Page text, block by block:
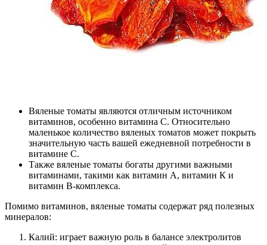
Вяленые томаты являются отличным источником
витаминов, особенно витамина C. Относительно
маленькое количество вяленых томатов может покрыть
значительную часть вашей ежедневной потребности в
витамине C.
Также вяленые томаты богаты другими важными
витаминами, такими как витамин А, витамин К и
витамин B-комплекса.
Помимо витаминов, вяленые томаты содержат ряд полезных
минералов:
Калий: играет важную роль в балансе электролитов